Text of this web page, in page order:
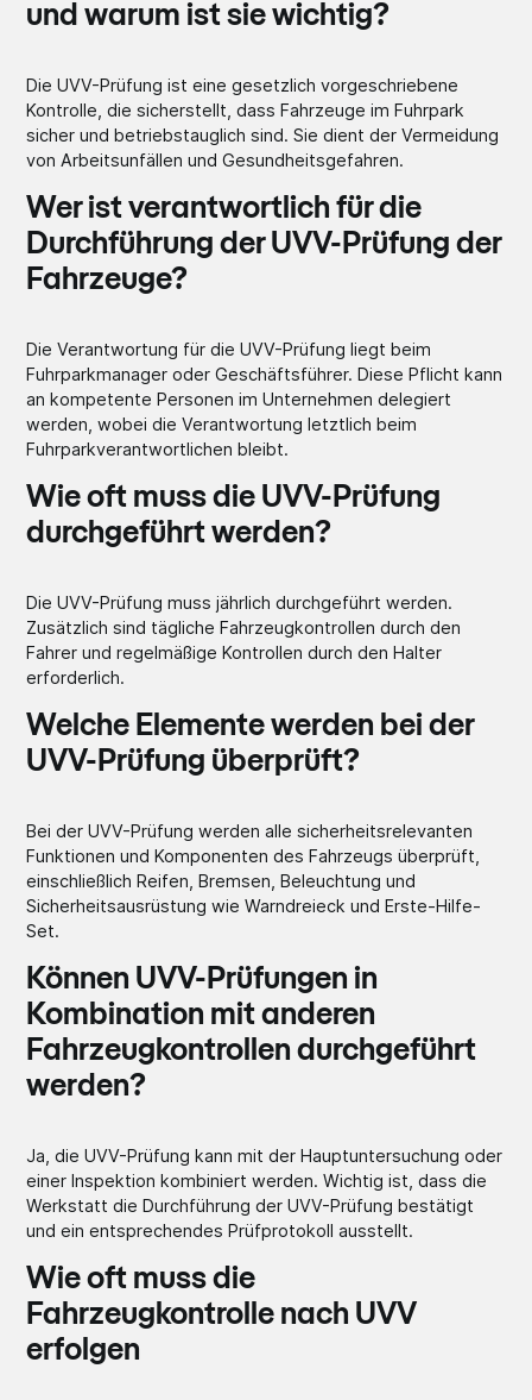
und warum ist sie wichtig?
Die UVV-Prüfung ist eine gesetzlich vorgeschriebene
Kontrolle, die sicherstellt, dass Fahrzeuge im Fuhrpark
sicher und betriebstauglich sind. Sie dient der Vermeidung
von Arbeitsunfällen und Gesundheitsgefahren.
Wer ist verantwortlich für die
Durchführung der UVV-Prüfung der
Fahrzeuge?
Die Verantwortung für die UVV-Prüfung liegt beim
Fuhrparkmanager oder Geschäftsführer. Diese Pflicht kann
an kompetente Personen im Unternehmen delegiert
werden, wobei die Verantwortung letztlich beim
Fuhrparkverantwortlichen bleibt.
Wie oft muss die UVV-Prüfung
durchgeführt werden?
Die UVV-Prüfung muss jährlich durchgeführt werden.
Zusätzlich sind tägliche Fahrzeugkontrollen durch den
Fahrer und regelmäßige Kontrollen durch den Halter
erforderlich.
Welche Elemente werden bei der
UVV-Prüfung überprüft?
Bei der UVV-Prüfung werden alle sicherheitsrelevanten
Funktionen und Komponenten des Fahrzeugs überprüft,
einschließlich Reifen, Bremsen, Beleuchtung und
Sicherheitsausrüstung wie Warndreieck und Erste-Hilfe-
Set.
Können UVV-Prüfungen in
Kombination mit anderen
Fahrzeugkontrollen durchgeführt
werden?
Ja, die UVV-Prüfung kann mit der Hauptuntersuchung oder
einer Inspektion kombiniert werden. Wichtig ist, dass die
Werkstatt die Durchführung der UVV-Prüfung bestätigt
und ein entsprechendes Prüfprotokoll ausstellt.
Wie oft muss die
Fahrzeugkontrolle nach UVV
erfolgen